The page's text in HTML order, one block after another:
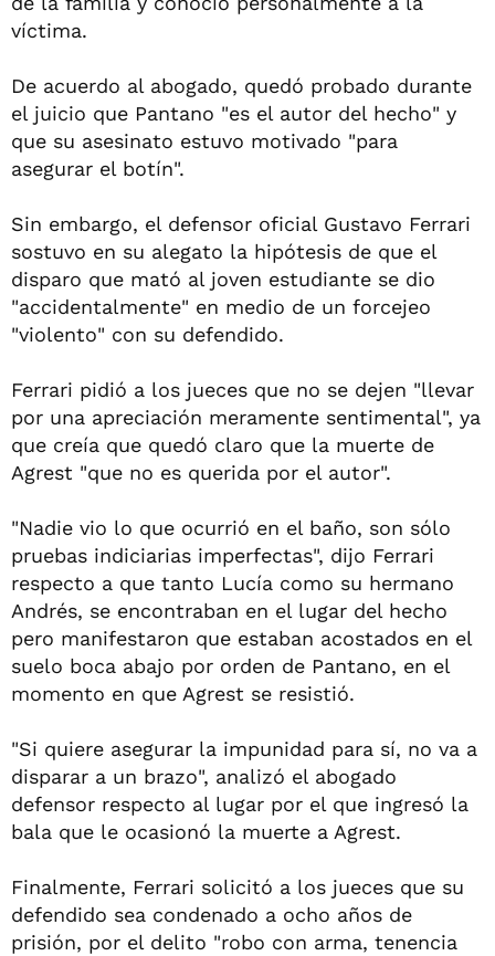
víctima.
De acuerdo al abogado, quedó probado durante
el juicio que Pantano "es el autor del hecho" y
que su asesinato estuvo motivado "para
asegurar el botín".
Sin embargo, el defensor oficial Gustavo Ferrari
sostuvo en su alegato la hipótesis de que el
disparo que mató al joven estudiante se dio
"accidentalmente" en medio de un forcejeo
"violento" con su defendido.
Ferrari pidió a los jueces que no se dejen "llevar
por una apreciación meramente sentimental", ya
que creía que quedó claro que la muerte de
Agrest "que no es querida por el autor".
"Nadie vio lo que ocurrió en el baño, son sólo
pruebas indiciarias imperfectas", dijo Ferrari
respecto a que tanto Lucía como su hermano
Andrés, se encontraban en el lugar del hecho
pero manifestaron que estaban acostados en el
suelo boca abajo por orden de Pantano, en el
momento en que Agrest se resistió.
"Si quiere asegurar la impunidad para sí, no va a
disparar a un brazo", analizó el abogado
defensor respecto al lugar por el que ingresó la
bala que le ocasionó la muerte a Agrest.
Finalmente, Ferrari solicitó a los jueces que su
defendido sea condenado a ocho años de
prisión, por el delito "robo con arma, tenencia